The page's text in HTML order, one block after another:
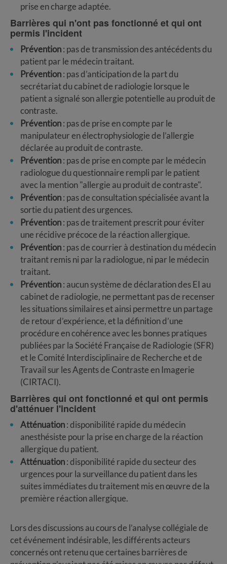
prise en charge adaptée.
Barrières qui n'ont pas fonctionné et qui ont
permis l'incident
Prévention: pas de transmission des antécédents du
patient par le médecin traitant.
Prévention: pas d’anticipation de la part du
secrétariat du cabinet de radiologie lorsque le
patient a signalé son allergie potentielle au produit de
contraste.
Prévention: pas de prise en compte par le
manipulateur en électrophysiologie de l’allergie
déclarée au produit de contraste.
Prévention: pas de prise en compte par le médecin
radiologue du questionnaire rempli par le patient
avec la mention "allergie au produit de contraste".
Prévention: pas de consultation spécialisée avant la
sortie du patient des urgences.
Prévention: pas de traitement prescrit pour éviter
une récidive précoce de la réaction allergique.
Prévention: pas de courrier à destination du médecin
traitant remis ni par la radiologue, ni par le médecin
traitant.
Prévention: aucun système de déclaration des EI au
cabinet de radiologie, ne permettant pas de recenser
les situations similaires et ainsi permettre un partage
de retour d’expérience, et la définition d’une
procédure en cohérence avec les bonnes pratiques
publiées par la Société Française de Radiologie (SFR)
et le Comité Interdisciplinaire de Recherche et de
Travail sur les Agents de Contraste en Imagerie
(CIRTACI).
Barrières qui ont fonctionné et qui ont permis
d'atténuer l'incident
Atténuation: disponibilité rapide du médecin
anesthésiste pour la prise en charge de la réaction
allergique du patient.
Atténuation: disponibilité rapide du secteur des
urgences pour la surveillance du patient dans les
suites immédiates du traitement mis en œuvre de la
première réaction allergique.
Lors des discussions au cours de l’analyse collégiale de
cet événement indésirable, les différents acteurs
concernés ont retenu que certaines barrières de